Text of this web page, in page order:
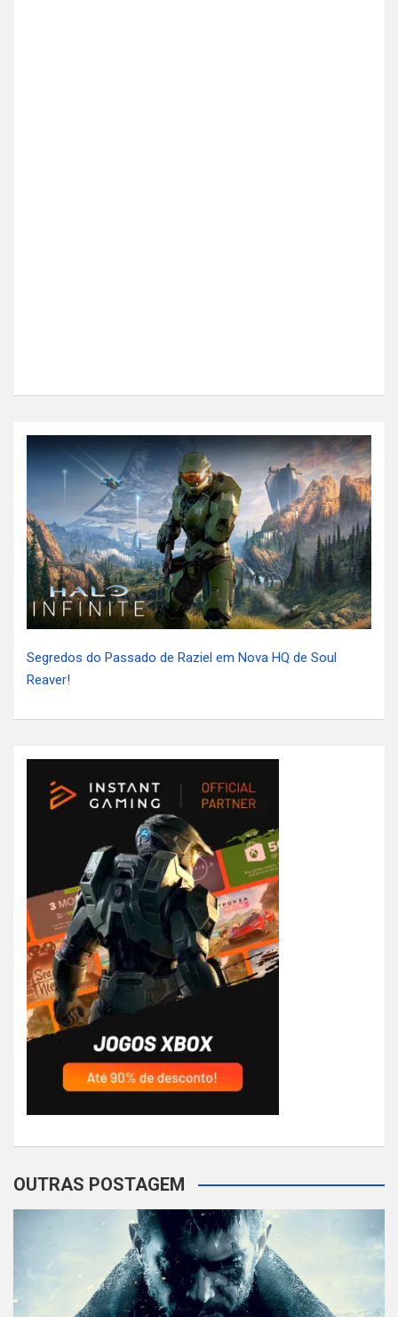
Segredos do Passado de Raziel em Nova HQ de Soul
Reaver!
OUTRAS POSTAGEM